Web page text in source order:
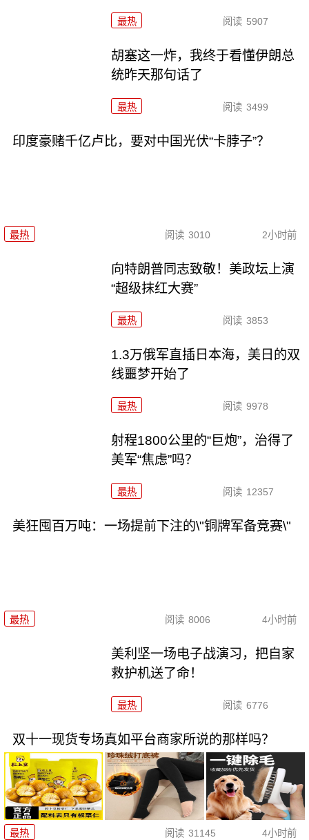
最热 阅读 5907
胡塞这一炸，我终于看懂伊朗总
统昨天那句话了
最热 阅读 3499
印度豪赌千亿卢比，要对中国光伏“卡脖子”？
最热 阅读 3010 2小时前
向特朗普同志致敬！美政坛上演
“超级抹红大赛”
最热 阅读 3853
1.3万俄军直插日本海，美日的双
线噩梦开始了
最热 阅读 9978
射程1800公里的“巨炮”，治得了
美军“焦虑”吗？
最热 阅读 12357
美狂囤百万吨：一场提前下注的\"铜牌军备竞赛\"
最热 阅读 8006 4小时前
美利坚一场电子战演习，把自家
救护机送了命！
最热 阅读 6776
双十一现货专场真如平台商家所说的那样吗？
最热 阅读 31145 4小时前